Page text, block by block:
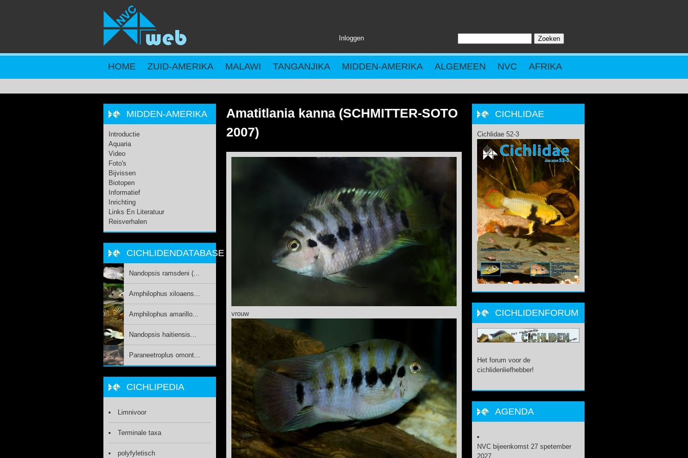
Inloggen
ZOEKVELD
HOME ZUID-AMERIKA MALAWI TANGANJIKA MIDDEN-AMERIKA ALGEMEEN NVC AFRIKA
Amatitlania kanna (SCHMITTER-SOTO
2007)
vrouw
MIDDEN-AMERIKA
Introductie
Aquaria
Video
Foto's
Bijvissen
Biotopen
Informatief
Inrichting
Links En Literatuur
Reisverhalen
CICHLIDENDATABASE
Nandopsis ramsdeni (...
Amphilophus xiloaens...
Amphilophus amarillo...
Nandopsis haitiensis...
Paraneetroplus omont...
CICHLIPEDIA
Limnivoor
Terminale taxa
polyfyletisch
CICHLIDAE
Cichlidae 52-3
CICHLIDENFORUM
Het forum voor de
cichlidenliefhebber!
AGENDA
NVC bijeenkomst 27 spetember
2027